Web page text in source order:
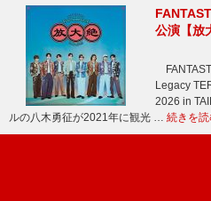
公演【放
Legacy
2026 in
ルの八木勇征が2021年に観光 … 続きを